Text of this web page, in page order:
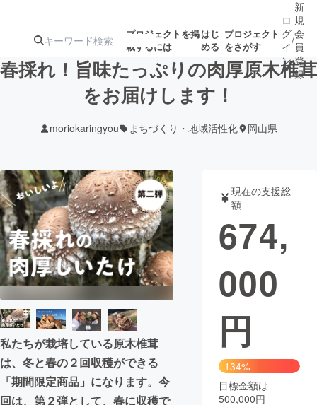
プロジェクトを掲
載するには
はじ
める
プロジェクト
をさがす
ターン
ジェクト
募集終了が近いプ
ロジェクト
もうすぐ公開
されます
アート・写真 音楽
テクノロジー・ガジェット ゲーム・サ
映像・映画
ビジネス・起業
まちづくり・地域活性化
CAMPFIRE for Social Good
CAMPFIRE Creation
ロ
グ
イ
ン
/
新
規
会
員
登
録
春採れ！旨味たっぷりの肉厚原木椎茸
をお届けします！
moriokaringyou まちづくり・地域活性化 岡山県
私たちが栽培している原木椎茸
は、冬と春の２回収穫ができる
「期間限定商品」になります。今
回は、第２弾として、春に収穫で
現在の支援総
額
674,
000
円
134%
目標金額は
500,000円